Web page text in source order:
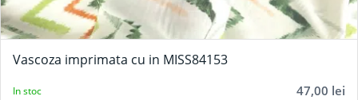
Vascoza imprimata cu in MISS84153
47,00 lei
In stoc